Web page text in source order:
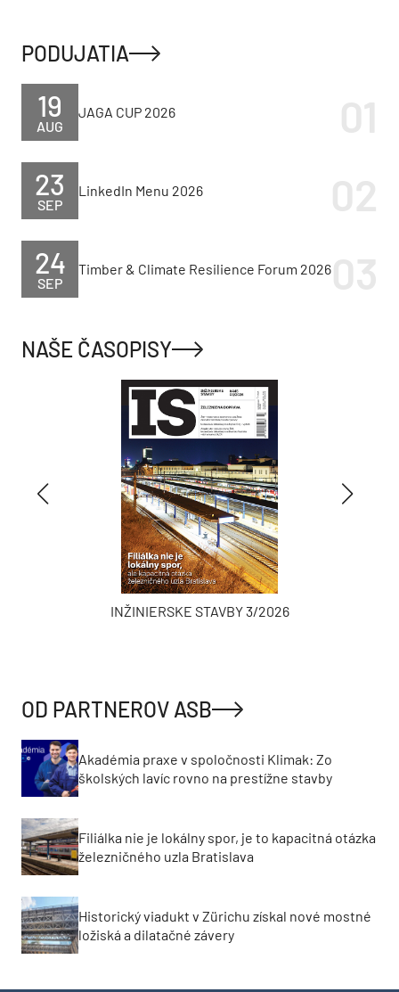
PODUJATIA
AUG
19 JAGA CUP 2026
SEP
23 LinkedIn Menu 2026
SEP
24 Timber & Climate Resilience Forum 2026
NAŠE ČASOPISY
INŽINIERSKE STAVBY 3/2026
OD PARTNEROV ASB
Akadémia praxe v spoločnosti Klimak: Zo
školských lavíc rovno na prestížne stavby
Filiálka nie je lokálny spor, je to kapacitná otázka
železničného uzla Bratislava
Historický viadukt v Zürichu získal nové mostné
ložiská a dilatačné závery